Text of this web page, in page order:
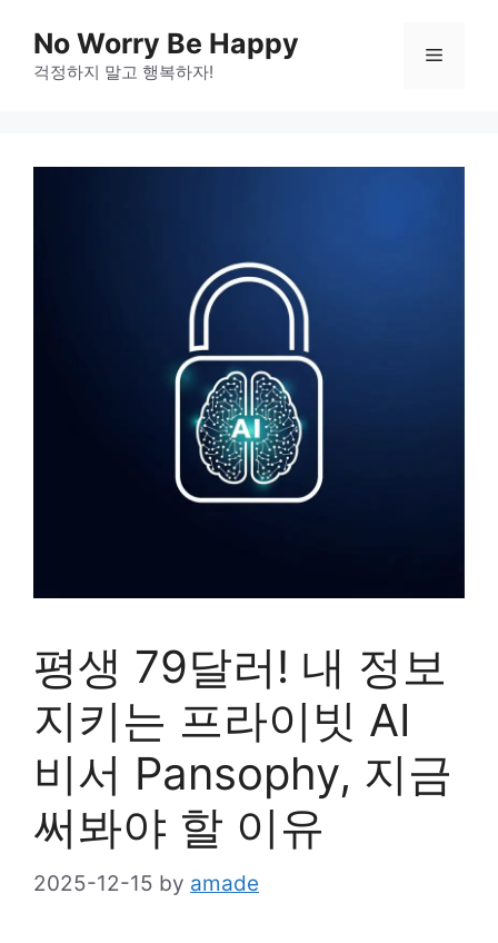
content
No Worry Be Happy
걱정하지 말고 행복하자!
Menu
평생 79달러! 내 정보
지키는 프라이빗 AI
비서 Pansophy, 지금
써봐야 할 이유
2025-12-15 by amade